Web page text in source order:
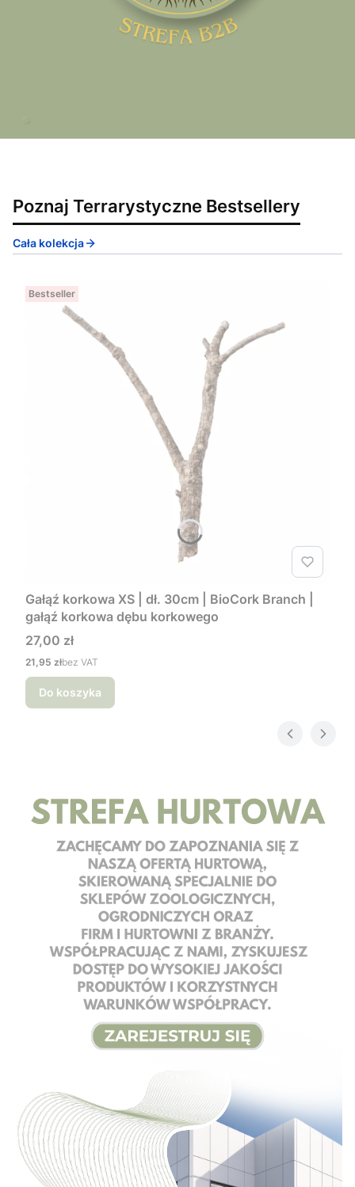
Poznaj Terrarystyczne Bestsellery
Cała kolekcja
Bestseller
Gałąź korkowa XS | dł. 30cm | BioCork Branch |
gałąź korkowa dębu korkowego
Cena
27,00 zł
Cena
21,95 złbez VAT
Do koszyka